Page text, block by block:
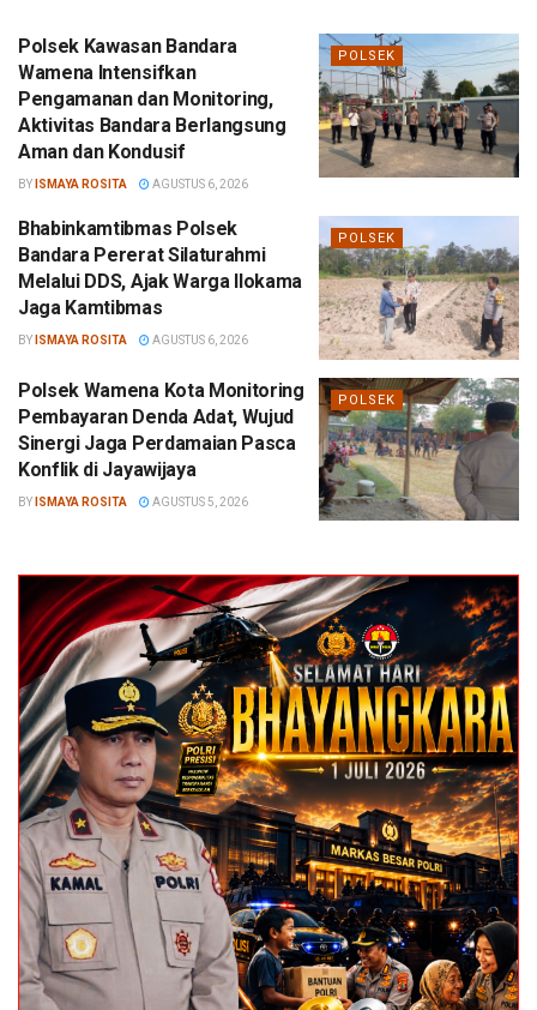
POLSEK
Polsek Kawasan Bandara
Wamena Intensifkan
Pengamanan dan Monitoring,
Aktivitas Bandara Berlangsung
Aman dan Kondusif
BY ISMAYA ROSITA AGUSTUS 6, 2026
POLSEK
Bhabinkamtibmas Polsek
Bandara Pererat Silaturahmi
Melalui DDS, Ajak Warga Ilokama
Jaga Kamtibmas
BY ISMAYA ROSITA AGUSTUS 6, 2026
POLSEK
Polsek Wamena Kota Monitoring
Pembayaran Denda Adat, Wujud
Sinergi Jaga Perdamaian Pasca
Konflik di Jayawijaya
BY ISMAYA ROSITA AGUSTUS 5, 2026